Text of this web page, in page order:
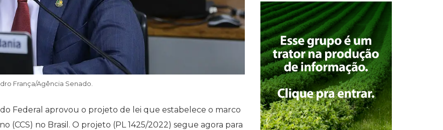
França/Agência Senado.
Federal aprovou o projeto de lei que estabelece o marco
(CCS) no Brasil. O projeto (PL 1425/2022) segue agora para